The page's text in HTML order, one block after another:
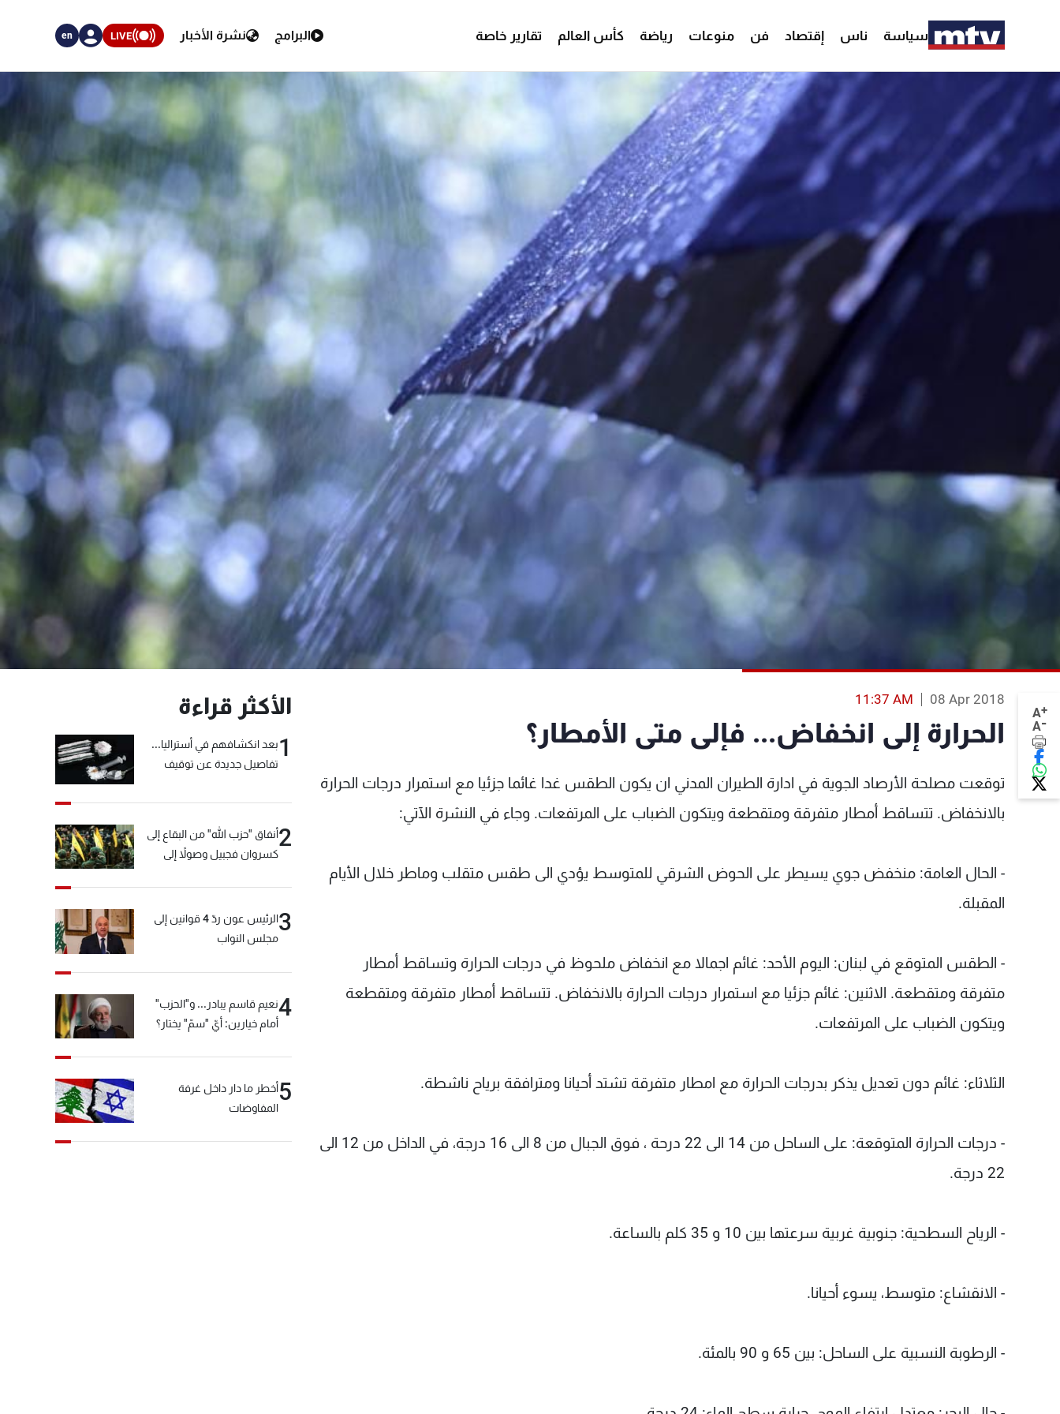
سياسة ناس إقتصاد فن منوعات رياضة كأس العالم تقارير خاصة البرامج نشرة الأخبار LIVE
en
A+
A-
08 Apr 2018
11:37 AM
الحرارة إلى انخفاض... فإلى متى الأمطار؟
توقعت مصلحة الأرصاد الجوية في ادارة الطيران المدني ان يكون الطقس غدا غائما جزئيا مع استمرار درجات الحرارة
بالانخفاض. تتساقط أمطار متفرقة ومتقطعة ويتكون الضباب على المرتفعات. وجاء في النشرة الآتي:
- الحال العامة: منخفض جوي يسيطر على الحوض الشرقي للمتوسط يؤدي الى طقس متقلب وماطر خلال الأيام
المقبلة.
- الطقس المتوقع في لبنان: اليوم الأحد: غائم اجمالا مع انخفاض ملحوظ في درجات الحرارة وتساقط أمطار
متفرقة ومتقطعة. الاثنين: غائم جزئيا مع استمرار درجات الحرارة بالانخفاض. تتساقط أمطار متفرقة ومتقطعة
ويتكون الضباب على المرتفعات.
الثلاثاء: غائم دون تعديل يذكر بدرجات الحرارة مع امطار متفرقة تشتد أحيانا ومترافقة برياح ناشطة.
- درجات الحرارة المتوقعة: على الساحل من 14 الى 22 درحة ، فوق الجبال من 8 الى 16 درجة، في الداخل من 12 الى
22 درجة.
- الرياح السطحية: جنوبية غربية سرعتها بين 10 و 35 كلم بالساعة.
- الانقشاع: متوسط، يسوء أحيانا.
- الرطوبة النسبية على الساحل: بين 65 و 90 بالمئة.
الأكثر قراءة
1بعد انكشافهم في أستراليا...
تفاصيل جديدة عن توقيف
2أنفاق "حزب الله" من البقاع إلى
كسروان فجبيل وصولاً إلى
3
الرئيس عون ردّ 4 قوانين إلى
مجلس النواب
4نعيم قاسم يبادر... و"الحزب"
أمام خيارين: أيّ "سمّ" يختار؟
5أخطر ما دار داخل غرفة
المفاوضات